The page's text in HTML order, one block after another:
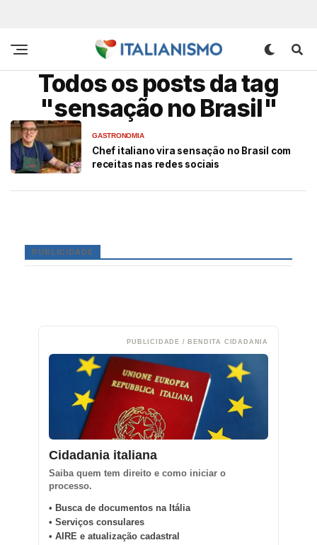
Todos os posts da tag
"sensação no Brasil"
GASTRONOMIA
Chef italiano vira sensação no Brasil com
receitas nas redes sociais
PUBLICIDADE
PUBLICIDADE / BENDITA CIDADANIA
Cidadania italiana
Saiba quem tem direito e como iniciar o
processo.
• Busca de documentos na Itália
• Serviços consulares
• AIRE e atualização cadastral